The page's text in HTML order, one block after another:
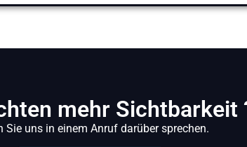
mehr Sichtbarkeit
Sie uns in einem Anruf darüber sprechen.